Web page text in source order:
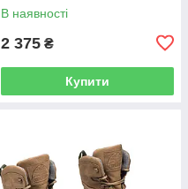
В наявності
2 375 ₴
Купити